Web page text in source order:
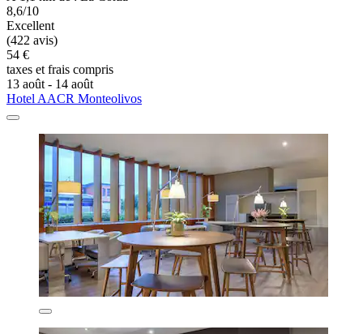
8,6/10
Excellent
(422 avis)
54 €
taxes et frais compris
13 août - 14 août
Hotel AACR Monteolivos